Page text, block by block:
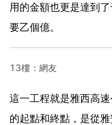
用的金額也更是達到
要乙個億。
13樓：網友
這一工程就是雅西高
的起點和終點，是從